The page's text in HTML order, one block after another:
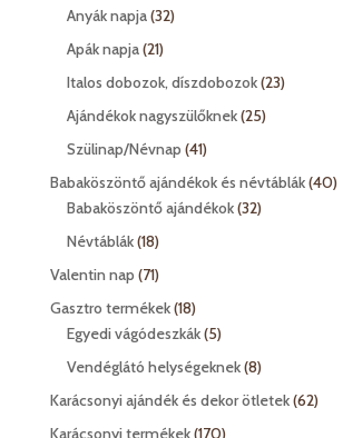
Anyák napja 3232
Apák napja 2121
termék
Italos dobozok, díszdobozok 2323
Ajándékok nagyszülőknek 2525
Szülinap/Névnap 4141
termék
Babaköszöntő ajándékok és névtáblák 4040
Babaköszöntő ajándékok 3232
Névtáblák 1818
termék
Valentin nap 7171
termék
Gasztro termékek 1818
termék
Egyedi vágódeszkák 55
termék
Vendéglátó helységeknek 88
termék
Karácsonyi ajándék és dekor ötletek 6262
Karácsonyi termékek 170170